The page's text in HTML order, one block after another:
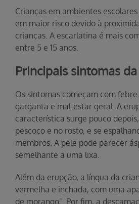
Crianças em ambientes
em maior risco devido à
crianças. A escarlatina é mais
entre 5 e 15 anos.
Principais sintomas
Os sintomas começam com
garganta e mal-estar geral. A
característica surge pouco
pescoço e no rosto, e se
membros. A pele pode parecer
semelhante a uma lixa.
Além da erupção, a língua da
vermelha e inchada, com uma
de morango". Por fim, a